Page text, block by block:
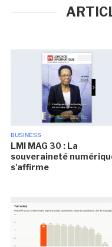
BUSINESS
LMI MAG 30 : La
souveraineté
s'affirme